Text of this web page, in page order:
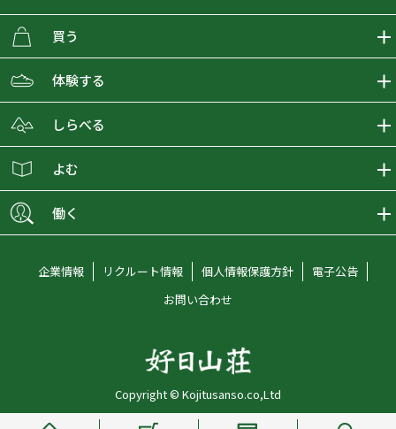
買う
ECMALLの商品をさがす
取り扱いブランド一覧
ショップブログ
会員募集
体験する
おとな女子登山部
グラビティリサーチ
しらべる
登山レポート
オンラインコンシェルジュ
よむ
好日山荘マガジン
働く
アルバイト採用情報
社員メッセージ
企業情報 リクルート情報 個人情報保護方針
電子公告
お問い合わせ
Copyright © Kojitusanso.co,Ltd